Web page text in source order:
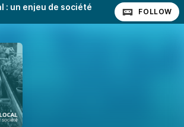
: un enjeu de société FOLLOW